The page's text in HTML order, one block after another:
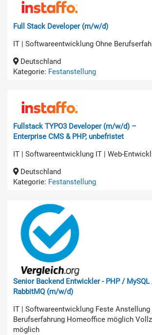
Full Stack Developer (m/w/d)
IT | Softwareentwicklung Ohne
Deutschland
Kategorie: Festanstellung
Fullstack TYPO3 Developer (m/w/d) –
Enterprise CMS & PHP, unbefristet
IT | Softwareentwicklung IT | Web-
Deutschland
Kategorie: Festanstellung
Senior Backend Entwickler - PHP / MySQL
RabbitMQ (m/w/d)
IT | Softwareentwicklung Feste
Berufserfahrung Homeoffice möglich
möglich